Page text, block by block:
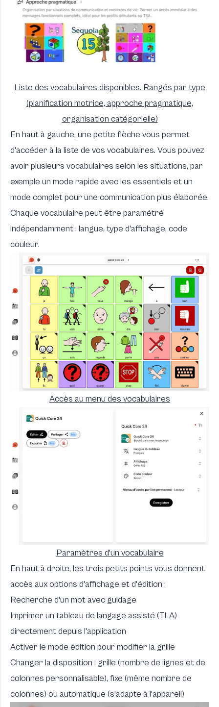
Liste des vocabulaires disponibles. Rangés par type
(planification motrice, approche pragmatique,
organisation catégorielle)
En haut à gauche, une petite flèche vous permet
d'accéder à la liste de vos vocabulaires. Vous pouvez
avoir plusieurs vocabulaires selon les situations, par
exemple un mode rapide avec les essentiels et un
mode complet pour une communication plus élaborée.
Chaque vocabulaire peut être paramétré
indépendamment : langue, type d'affichage, code
couleur.
Accès au menu des vocabulaires
Paramètres d'un vocabulaire
En haut à droite, les trois petits points vous donnent
accès aux options d'affichage et d'édition :
Recherche d'un mot avec guidage
Imprimer un tableau de langage assisté (TLA)
directement depuis l'application
Activer le mode édition pour modifier la grille
Changer la disposition : grille (nombre de lignes et de
colonnes personnalisable), fixe (même nombre de
colonnes) ou automatique (s'adapte à l'appareil)